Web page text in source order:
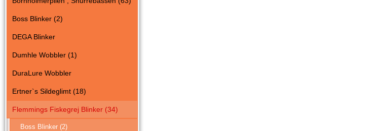
Boss Blinker (2)
DEGA Blinker
Dumhle Wobbler (1)
DuraLure Wobbler
Ertner`s Sildeglimt (18)
Flemmings Fiskegrej Blinker (34)
Boss Blinker (2)